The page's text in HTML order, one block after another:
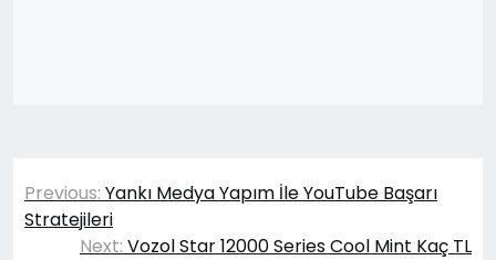
Yazı
gezinmesi
Previous: Yankı Medya Yapım İle YouTube Başarı
Stratejileri
Next: Vozol Star 12000 Series Cool Mint Kaç TL